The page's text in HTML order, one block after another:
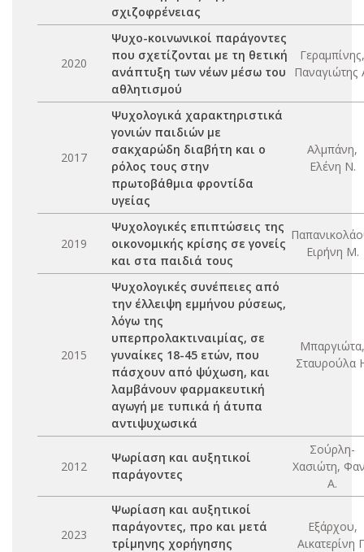
σχιζοφρένειας
2020
Ψυχο-κοινωνικοί παράγοντες
που σχετίζονται με τη θετική
ανάπτυξη των νέων μέσω του
αθλητισμού
Γεραμπίνης,
Παναγιώτης
2017
Ψυχολογικά χαρακτηριστικά
γονιών παιδιών με
σακχαρώδη διαβήτη και ο
ρόλος τους στην
πρωτοβάθμια φροντίδα
υγείας
Αλμπάνη,
Ελένη Ν.
2019
Ψυχολογικές επιπτώσεις της
οικονομικής κρίσης σε γονείς
και στα παιδιά τους
Ειρήνη Μ.
2015
Ψυχολογικές συνέπειες από
την έλλειψη εμμήνου ρύσεως,
λόγω της
υπερπρολακτιναιμίας, σε
γυναίκες 18-45 ετών, που
πάσχουν από ψύχωση, και
λαμβάνουν φαρμακευτική
αγωγή με τυπικά ή άτυπα
αντιψυχωσικά
Μπαργιώτα,
Σταυρούλα
2012
Ψωρίαση και αυξητικοί
παράγοντες
Σούρλη-
Χασιώτη,
Α.
2023
Ψωρίαση και αυξητικοί
παράγοντες, προ και μετά
τρίμηνης χορήγησης
Εξάρχου,
Αικατερίνη